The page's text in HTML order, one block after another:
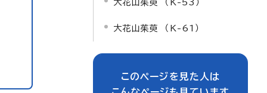
大花山茱萸 （K-53）
大花山茱萸 （K-61）
このページを見た人は